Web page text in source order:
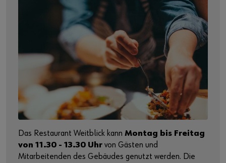
Das Restaurant Weitblick kann Montag bis Freitag
von 11.30 - 13.30 Uhr von Gästen und
Mitarbeitenden des Gebäudes genutzt werden. Die